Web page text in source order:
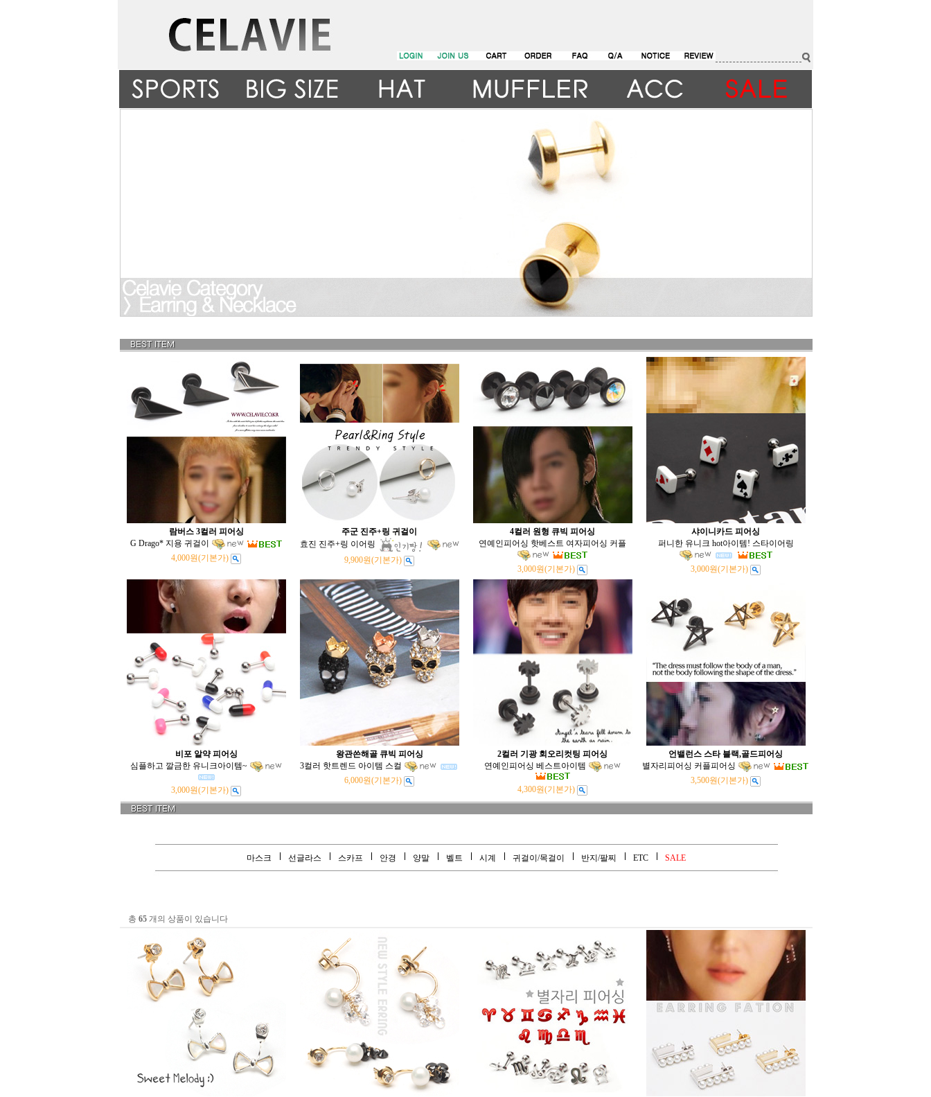
람버스 3컬러 피어싱
G Drago* 지용 귀걸이
4,000원(기본가)
주군 진주+링 귀걸이
효진 진주+링 이어링
9,900원(기본가)
4컬러 원형 큐빅 피어싱
연예인피어싱 핫베스트 여자피어싱 커플
3,000원(기본가)
샤이니카드 피어싱
퍼니한 유니크 hot아이템! 스타이어링
3,000원(기본가)
비포 알약 피어싱
심플하고 깔금한 유니크아이템~
3,000원(기본가)
왕관쓴해골 큐빅 피어싱
3컬러 핫트렌드 아이템 스컬
6,000원(기본가)
2컬러 기광 회오리컷팅 피어싱
연예인피어싱 베스트아이템
4,300원(기본가)
언밸런스 스타 블랙,골드피어싱
별자리피어싱 커플피어싱
3,500원(기본가)
마스크 선글라스 스카프 안경 양말 벨트 시계 귀걸이/목걸이 반지/팔찌 ETC SALE
총 65개의 상품이 있습니다